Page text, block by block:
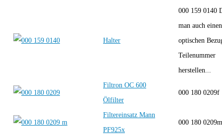
Halter
000 159 0140
man auch einen
optischen
Teilenummer
herstellen...
Filtron OC 600
Ölfilter
000 180
Filtereinsatz Mann
PF925x
000 180